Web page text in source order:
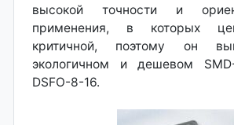
высокой точности и
применения, в которых
критичной, поэтому он
экологичном и дешевом
DSFO-8-16.